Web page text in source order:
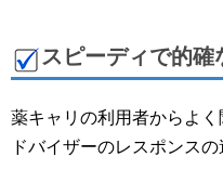
スピーディで的確
薬キャリの利用者からよ
ドバイザーのレスポンスの